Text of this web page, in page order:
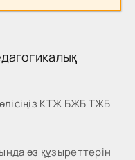
КТЖ БЖБ ТЖБ
өз құзыреттерін